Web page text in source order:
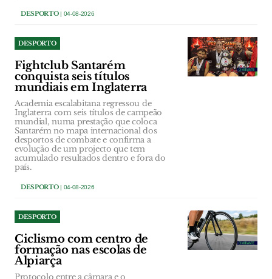
DESPORTO| 04-08-2026
DESPORTO
Fightclub Santarém
conquista seis títulos
mundiais em Inglaterra
Academia escalabitana regressou de
Inglaterra com seis títulos de campeão
mundial, numa prestação que coloca
Santarém no mapa internacional dos
desportos de combate e confirma a
evolução de um projecto que tem
acumulado resultados dentro e fora do
país.
DESPORTO| 04-08-2026
DESPORTO
Ciclismo com centro de
formação nas escolas de
Alpiarça